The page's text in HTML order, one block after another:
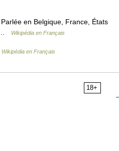
en Belgique, France, États
…
Wikipédia en Français
Wikipédia en Français
18+